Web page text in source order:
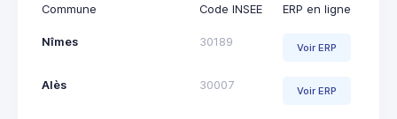
Commune Code INSEE ERP en ligne
Nîmes 30189 Voir ERP
Alès 30007 Voir ERP